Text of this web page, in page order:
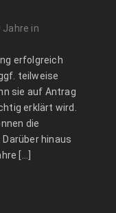
in
erfolgreich
teilweise
sie auf Antrag
erklärt wird.
die
Darüber hinaus
[…]